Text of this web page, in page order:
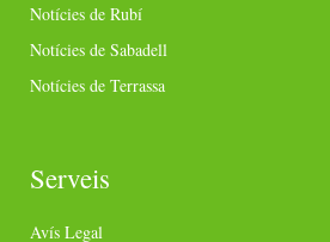
Notícies de Rubí
Notícies de Sabadell
Notícies de Terrassa
Serveis
Avís Legal